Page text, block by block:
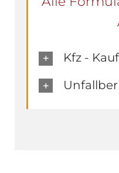
Kfz -